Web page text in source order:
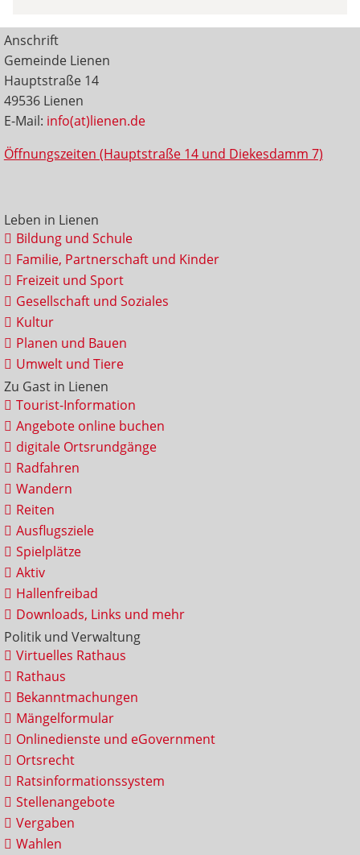
Anschrift
Gemeinde Lienen
Hauptstraße 14
49536 Lienen
E-Mail: info(at)lienen.de
Öffnungszeiten (Hauptstraße 14 und Diekesdamm 7)
Leben in Lienen
Bildung und Schule
Familie, Partnerschaft und Kinder
Freizeit und Sport
Gesellschaft und Soziales
Kultur
Planen und Bauen
Umwelt und Tiere
Zu Gast in Lienen
Tourist-Information
Angebote online buchen
digitale Ortsrundgänge
Radfahren
Wandern
Reiten
Ausflugsziele
Spielplätze
Aktiv
Hallenfreibad
Downloads, Links und mehr
Politik und Verwaltung
Virtuelles Rathaus
Rathaus
Bekanntmachungen
Mängelformular
Onlinedienste und eGovernment
Ortsrecht
Ratsinformationssystem
Stellenangebote
Vergaben
Wahlen